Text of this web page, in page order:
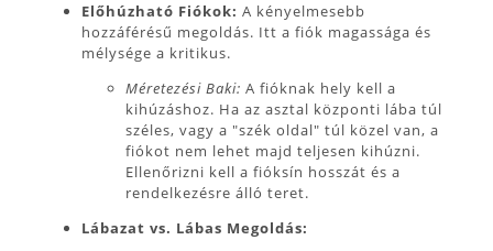
Előhúzható Fiókok: A kényelmesebb
hozzáférésű megoldás. Itt a fiók magassága és
mélysége a kritikus.
Méretezési Baki: A fióknak hely kell a
kihúzáshoz. Ha az asztal központi lába túl
széles, vagy a "szék oldal" túl közel van, a
fiókot nem lehet majd teljesen kihúzni.
Ellenőrizni kell a fióksín hosszát és a
rendelkezésre álló teret.
Lábazat vs. Lábas Megoldás: